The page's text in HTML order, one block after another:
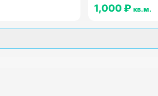
1,000 ₽ кв.м.